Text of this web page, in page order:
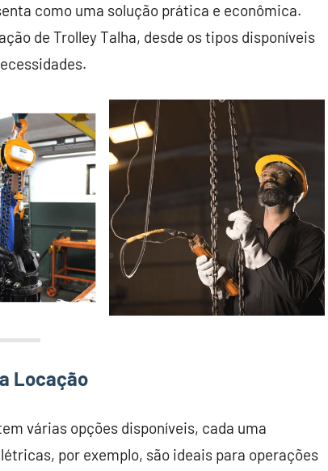
como uma solução prática e econômica.
de Trolley Talha, desde os tipos disponíveis
Locação
várias opções disponíveis, cada uma
por exemplo, são ideais para operações